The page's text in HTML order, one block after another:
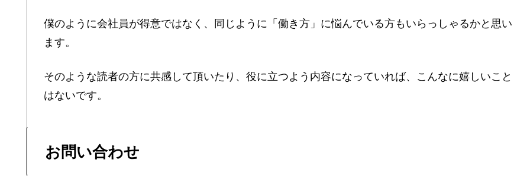
僕のように会社員が得意ではなく、同じように「働き方」に悩んでいる方もいらっしゃるかと思い
ます。
そのような読者の方に共感して頂いたり、役に立つよう内容になっていれば、こんなに嬉しいこと
はないです。
お問い合わせ